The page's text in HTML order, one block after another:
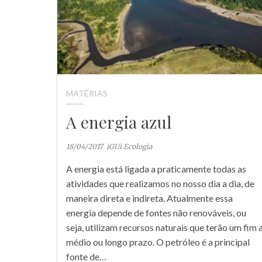
MATÉRIAS
A energia azul
18/04/2017 iGUi Ecologia
A energia está ligada a praticamente todas as
atividades que realizamos no nosso dia a dia, de
maneira direta e indireta. Atualmente essa
energia depende de fontes não renováveis, ou
seja, utilizam recursos naturais que terão um fim
médio ou longo prazo. O petróleo é a principal
fonte de…